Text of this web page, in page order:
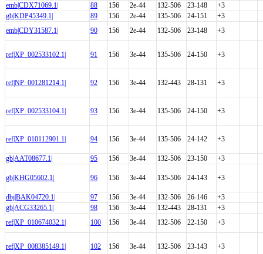
emb|CDX71069.1| 88 156 2e-44 132-506 23-148
+3
gb|KDP45349.1|
89 156 2e-44 135-506 24-151
+3
emb|CDY31587.1|
90 156 2e-44 132-506 23-148 +3
ref|XP_002533102.1| 91 156 3e-44 135-506 24-150 +3
ref|NP_001281214.1| 92 156 3e-44 132-443 28-131 +3
ref|XP_002533104.1| 93 156 3e-44 135-506 24-150 +3
ref|XP_010112901.1| 94 156 3e-44 135-506 24-142 +3
gb|AAT08677.1| 95 156 3e-44 132-506 23-150 +3
gb|KHG05602.1| 96 156 3e-44 135-506 24-143 +3
dbj|BAK04720.1| 97 156 3e-44 132-506 26-146
+3
gb|ACG33265.1|
98 156 3e-44 132-443 28-131
+3
ref|XP_010674032.1|
100 156 3e-44 132-506 22-150 +3
ref|XP_008385149.1| 102 156 3e-44 132-506 23-143 +3